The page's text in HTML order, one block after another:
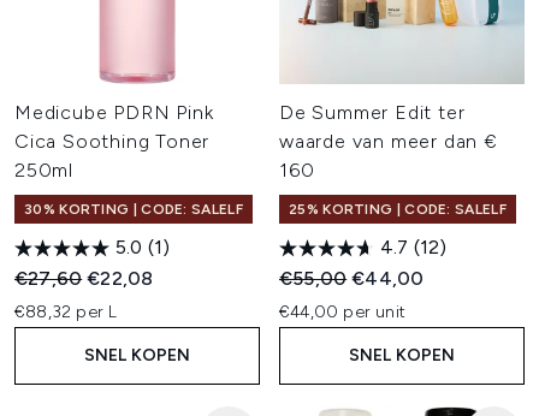
Medicube PDRN Pink
Cica Soothing Toner
250ml
30% KORTING | CODE: SALELF
5.0 (1)
Recommended Retail Price:
€27,60Huidige prijs:
€22,08
€88,32 per L
SNEL KOPEN
De Summer Edit ter
waarde van meer dan €
160
25% KORTING | CODE: SALELF
4.7 (12)
Recommended Retail Price:
€55,00Huidige prijs:
€44,00
€44,00 per unit
SNEL KOPEN